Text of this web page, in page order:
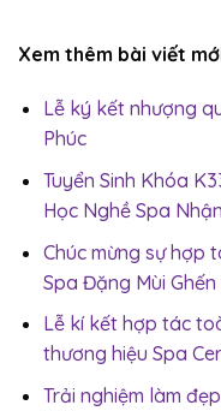
Xem thêm bài viết
Lễ ký kết nhượng
Phúc
Tuyển Sinh Khóa
Học Nghề Spa
Chúc mừng sự hợp
Spa Đặng Mùi
Lễ kí kết hợp tác
thương hiệu Spa
Trải nghiệm làm